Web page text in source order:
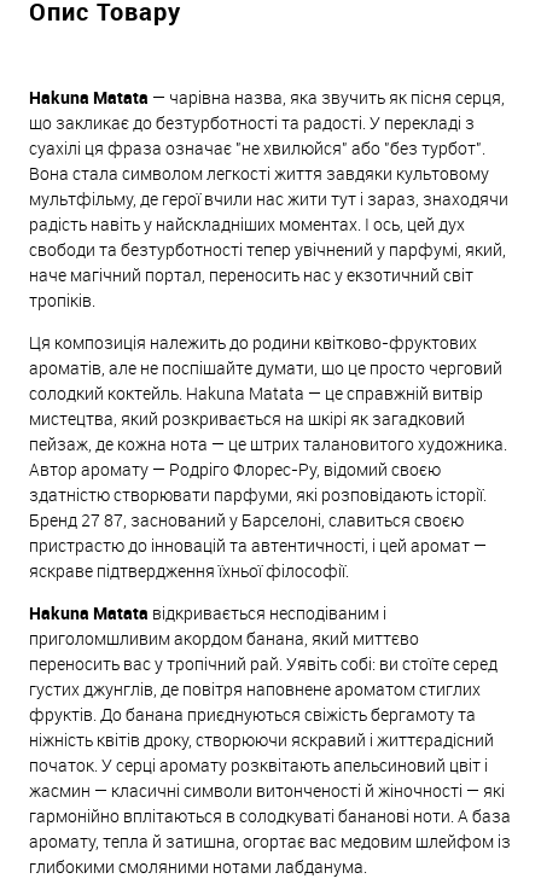
Опис Товару
Hakuna Matata — чарівна назва, яка звучить як пісня серця,
що закликає до безтурботності та радості. У перекладі з
суахілі ця фраза означає "не хвилюйся" або "без турбот".
Вона стала символом легкості життя завдяки культовому
мультфільму, де герої вчили нас жити тут і зараз, знаходячи
радість навіть у найскладніших моментах. І ось, цей дух
свободи та безтурботності тепер увічнений у парфумі, який,
наче магічний портал, переносить нас у екзотичний світ
тропіків.
Ця композиція належить до родини квітково-фруктових
ароматів, але не поспішайте думати, що це просто черговий
солодкий коктейль. Hakuna Matata — це справжній витвір
мистецтва, який розкривається на шкірі як загадковий
пейзаж, де кожна нота — це штрих талановитого художника.
Автор аромату — Родріго Флорес-Ру, відомий своєю
здатністю створювати парфуми, які розповідають історії.
Бренд 27 87, заснований у Барселоні, славиться своєю
пристрастю до інновацій та автентичності, і цей аромат —
яскраве підтвердження їхньої філософії.
Hakuna Matata відкривається несподіваним і
приголомшливим акордом банана, який миттєво
переносить вас у тропічний рай. Уявіть собі: ви стоїте серед
густих джунглів, де повітря наповнене ароматом стиглих
фруктів. До банана приєднуються свіжість бергамоту та
ніжність квітів дроку, створюючи яскравий і життєрадісний
початок. У серці аромату розквітають апельсиновий цвіт і
жасмин — класичні символи витонченості й жіночності — які
гармонійно вплітаються в солодкуваті бананові ноти. А база
аромату, тепла й затишна, огортає вас медовим шлейфом із
глибокими смоляними нотами лабданума.